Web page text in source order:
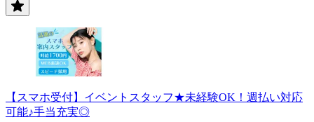
【スマホ受付】イベントスタッフ★未経験OK！週払い対応
可能♪手当充実◎